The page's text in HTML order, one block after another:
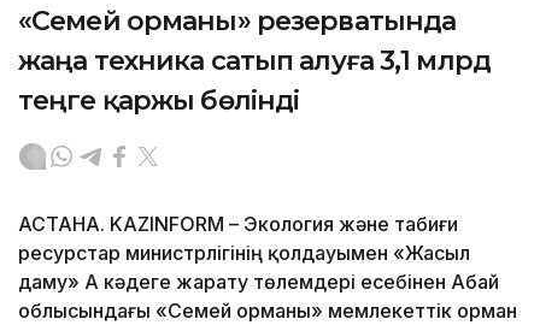
«Семей орманы» резерватында
жаңа техника сатып алуға 3,1 млрд
теңге қаржы бөлінді
АСТАНА. KAZINFORM – Экология және табиғи
ресурстар министрлігінің қолдауымен «Жасыл
даму» АҚ кәдеге жарату төлемдері есебінен Абай
облысындағы «Семей орманы» мемлекеттік орман